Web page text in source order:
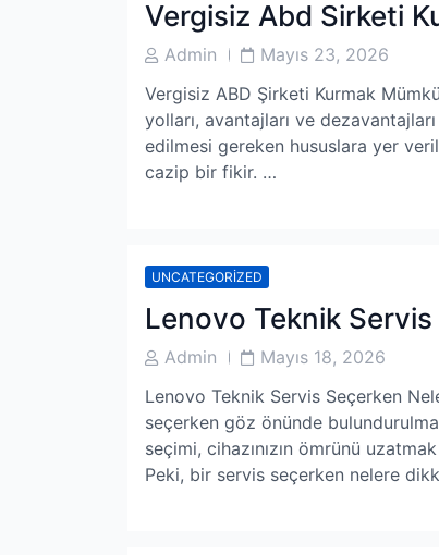
Vergisiz Abd Sirketi
PostAdmin
PostMayıs 23, 2026
Vergisiz ABD Şirketi Kurmak
yolları, avantajları ve
edilmesi gereken hususlara yer
cazip bir fikir. …
UNCATEGORIZED
Lenovo Teknik
PostAdmin
PostMayıs 18, 2026
Lenovo Teknik Servis Seçerken
seçerken göz önünde
seçimi, cihazınızın ömrünü
Peki, bir servis seçerken nelere